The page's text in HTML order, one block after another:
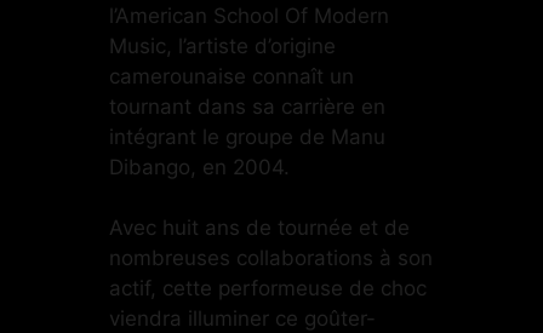
l’American School Of Modern
Music, l’artiste d’origine
camerounaise connaît un
tournant dans sa carrière en
intégrant le groupe de Manu
Dibango, en 2004.
Avec huit ans de tournée et de
nombreuses collaborations à son
actif, cette performeuse de choc
viendra illuminer ce goûter-